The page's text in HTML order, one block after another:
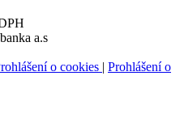
a.s
o cookies | Prohlášení o